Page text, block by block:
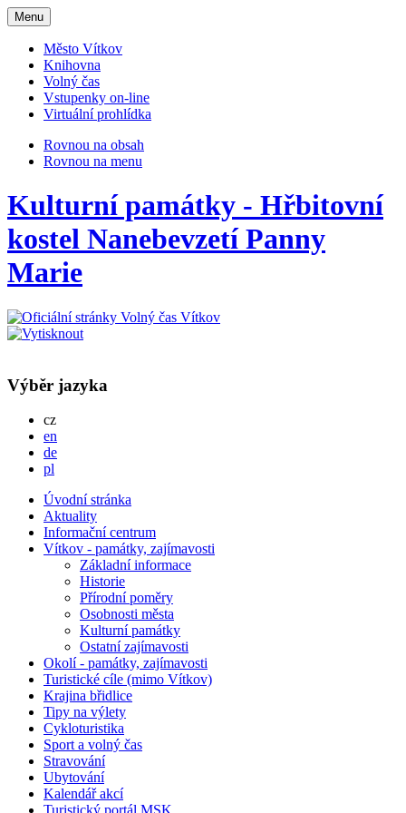
Otevřit
navigaci
Menu
Město Vítkov
Knihovna
Volný čas
Vstupenky on-line
Virtuální prohlídka
Rovnou na obsah
Rovnou na menu
Kulturní památky - Hřbitovní
kostel Nanebevzetí Panny
Marie
Výběr jazyka
czČesky
en
deDeutsch
pl
Úvodní stránka
Aktuality
Informační centrum
Vítkov - památky, zajímavosti
Základní informace
Historie
Přírodní poměry
Osobnosti města
Kulturní památky
Ostatní zajímavosti
Okolí - památky, zajímavosti
Turistické cíle (mimo Vítkov)
Krajina břidlice
Tipy na výlety
Cykloturistika
Sport a volný čas
Stravování
Ubytování
Kalendář akcí